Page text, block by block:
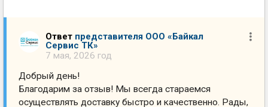
Ответ представителя ООО «Байкал
Сервис ТК»
7 мая, 2026 год
Добрый день!
Благодарим за отзыв! Мы всегда стараемся
осуществлять доставку быстро и качественно. Рады,